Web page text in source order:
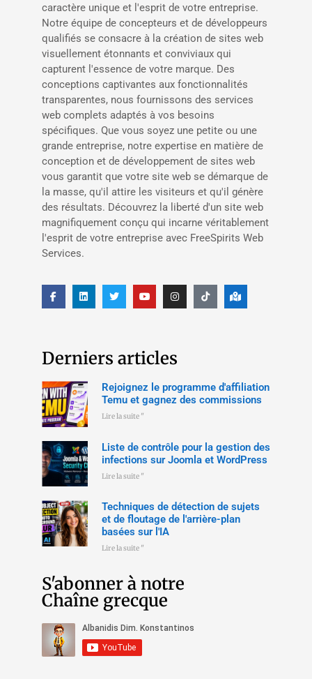
caractère unique et l'esprit de votre entreprise.
Notre équipe de concepteurs et de développeurs
qualifiés se consacre à la création de sites web
visuellement étonnants et conviviaux qui
capturent l'essence de votre marque. Des
conceptions captivantes aux fonctionnalités
transparentes, nous fournissons des services
web complets adaptés à vos besoins
spécifiques. Que vous soyez une petite ou une
grande entreprise, notre expertise en matière de
conception et de développement de sites web
vous garantit que votre site web se démarque de
la masse, qu'il attire les visiteurs et qu'il génère
des résultats. Découvrez la liberté d'un site web
magnifiquement conçu qui incarne véritablement
l'esprit de votre entreprise avec FreeSpirits Web
Services.
Derniers articles
Rejoignez le programme d'affiliation
Temu et gagnez des commissions
Lire la suite "
Liste de contrôle pour la gestion des
infections sur Joomla et WordPress
Lire la suite "
Techniques de détection de sujets
et de floutage de l'arrière-plan
basées sur l'IA
Lire la suite "
S'abonner à notre
Chaîne grecque